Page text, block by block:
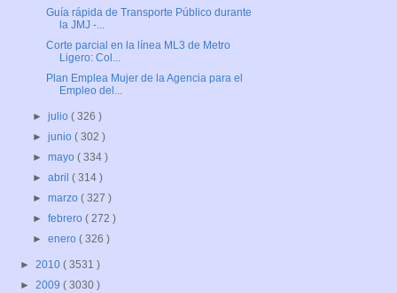
Guía rápida de Transporte Público durante
la JMJ -...
Corte parcial en la línea ML3 de Metro
Ligero: Col...
Plan Emplea Mujer de la Agencia para el
Empleo del...
►julio( 326 )
►junio( 302 )
►mayo( 334 )
►abril( 314 )
►marzo( 327 )
►febrero( 272 )
►enero( 326 )
► 2010 ( 3531 )
► 2009 ( 3030 )